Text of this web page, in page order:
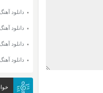
دانلود
دانلود
دانلود
دانلود